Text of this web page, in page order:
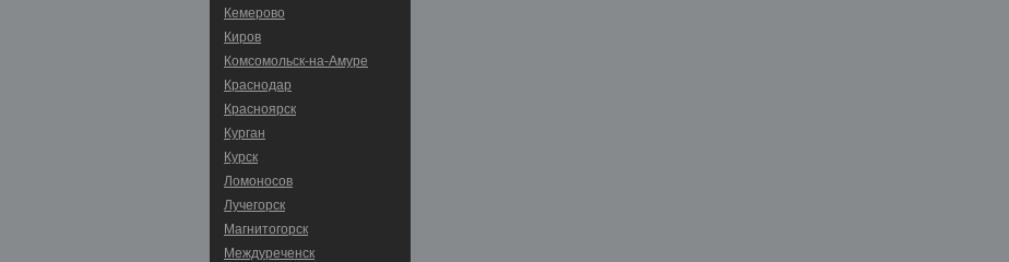
Кемерово
Киров
Комсомольск-на-Амуре
Краснодар
Красноярск
Курган
Курск
Ломоносов
Лучегорск
Магнитогорск
Междуреченск